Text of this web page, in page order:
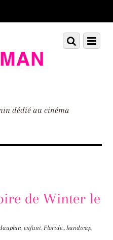
dédié au cinéma
Menu
Scroll
down
de Winter le
,enfant,Floride.,handicap,